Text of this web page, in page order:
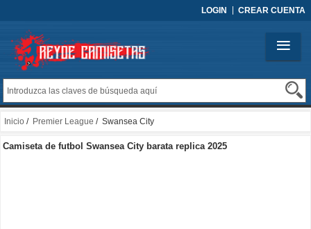
LOGIN CREAR CUENTA
Inicio / Premier League / Swansea City
Camiseta de futbol Swansea City barata replica 2025